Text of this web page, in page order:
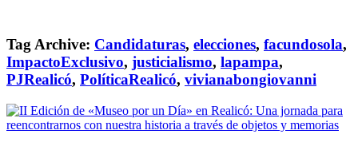
Tag Archive: Candidaturas, elecciones, facundosola,
ImpactoExclusivo, justicialismo, lapampa,
PJRealicó, PolíticaRealicó, vivianabongiovanni